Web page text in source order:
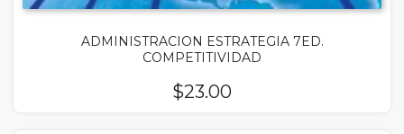
ADMINISTRACION ESTRATEGIA 7ED.
COMPETITIVIDAD
$23.00